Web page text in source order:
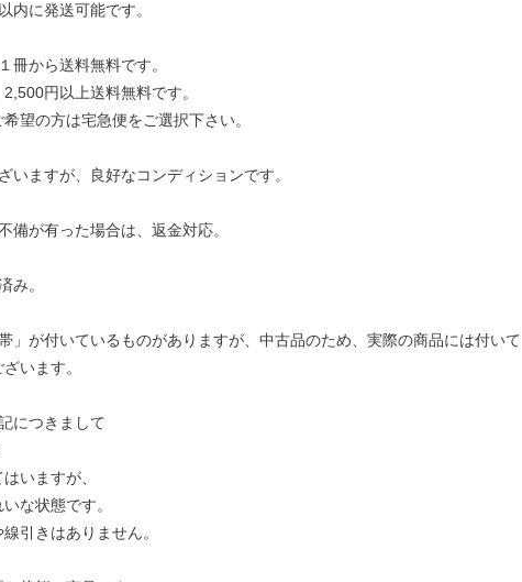
内に発送可能です。
冊から送料無料です。
円以上送料無料です。
望の方は宅急便をご選択下さい。
いますが、良好なコンディションです。
備が有った場合は、返金対応。
み。
」が付いているものがありますが、中古品のため、実際の商品には付いて
います。
につきまして
いますが、
状態です。
きはありません。